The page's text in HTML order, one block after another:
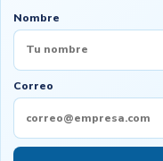
Nombre
Correo